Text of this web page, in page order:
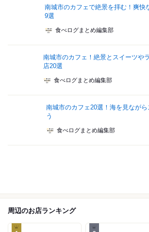
南城市のカフェで絶景を拝む！爽快
9選
食べログまとめ編集部
南城市のカフェ！絶景とスイーツや
店20選
食べログまとめ編集部
南城市のカフェ20選！海を見なが
う
食べログまとめ編集部
周辺のお店ランキング